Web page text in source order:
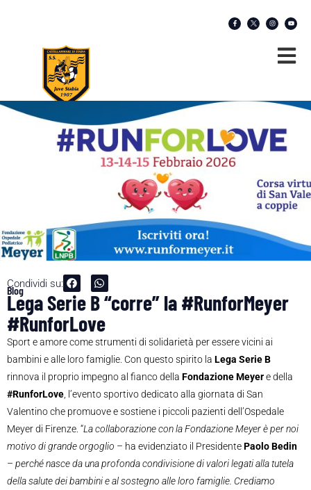
Condividi su:
Blog
Lega Serie B “corre” la #RunforMeyer
#RunforLove
Sport e amore come strumenti di solidarietà per essere vicini ai
bambini e alle loro famiglie. Con questo spirito la Lega Serie B
rinnova il proprio impegno al fianco della Fondazione Meyere della
#RunforLove , l’evento sportivo dedicato alla giornata di San
Valentino che promuove e sostiene i piccoli pazienti dell’Ospedale
Meyer di Firenze. “La collaborazione con la Fondazione Meyer è per noi
motivo di grande orgoglio – ha evidenziato il PresidentePaolo Bedin
– perché nasce da una profonda condivisione di valori legati alla tutela
della salute dei bambini e al sostegno alle loro famiglie. Crediamo